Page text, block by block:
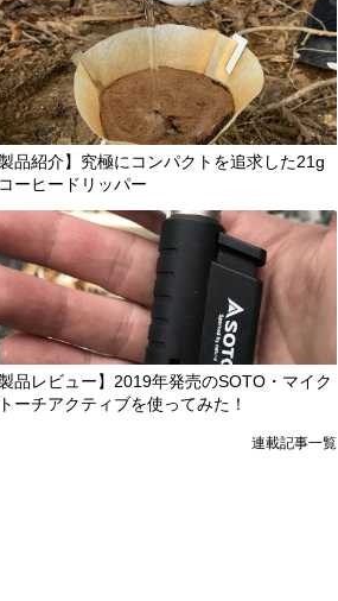
製品紹介】究極にコンパクトを追求した21g
ーヒードリッパー
製品レビュー】2019年発売のSOTO・マイク
ーチアクティブを使ってみた！
連載記事一覧